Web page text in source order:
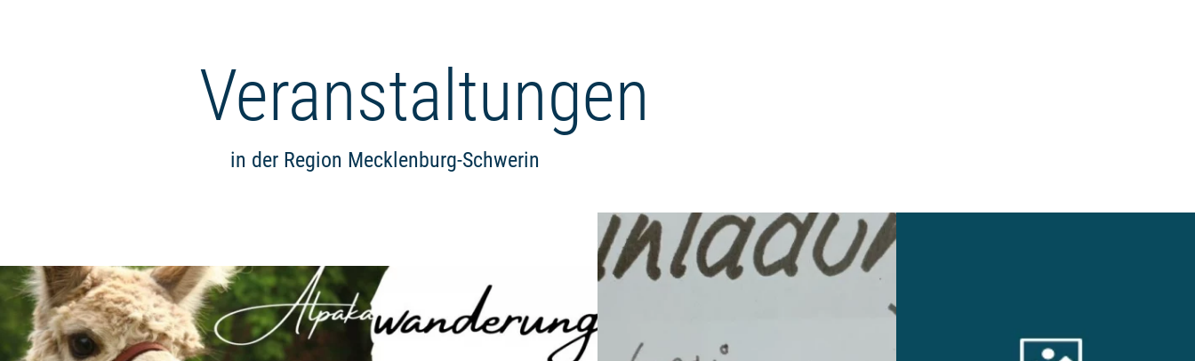
Veranstaltungen
in der Region Mecklenburg-Schwerin
Weiterlesen: "Alpakawanderung"